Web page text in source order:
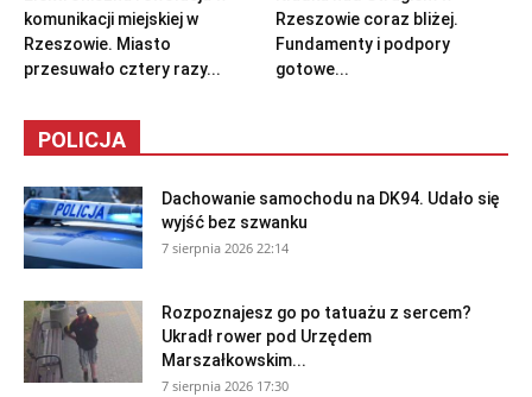
komunikacji miejskiej w
Rzeszowie. Miasto
przesuwało cztery razy...
Rzeszowie coraz bliżej.
Fundamenty i podpory
gotowe...
POLICJA
Dachowanie samochodu na DK94. Udało się
wyjść bez szwanku
7 sierpnia 2026 22:14
Rozpoznajesz go po tatuażu z sercem?
Ukradł rower pod Urzędem
Marszałkowskim...
7 sierpnia 2026 17:30